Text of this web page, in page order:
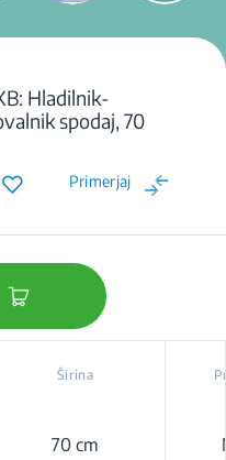
Hladilnik-
spodaj, 70
Primerjaj
Širina
70 cm